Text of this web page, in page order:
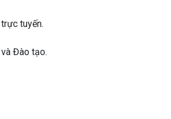
tuyến.
Đào tạo.